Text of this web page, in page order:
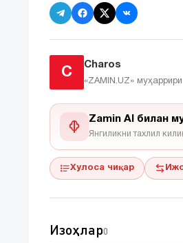
C
Charos
«ZAMIN.UZ» муҳаррири
Zamin AI билан
Янгиликни тахлил
Хулоса чиқар
Изоҳлар0